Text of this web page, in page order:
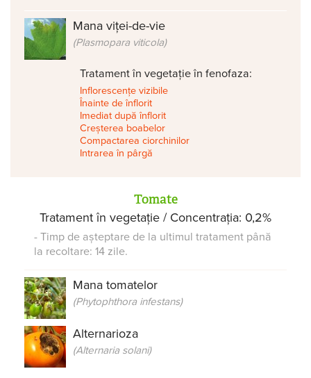
Mana viței-de-vie
(Plasmopara viticola)
Tratament în vegetație în fenofaza:
Inflorescențe vizibile
Înainte de înflorit
Imediat după înflorit
Creșterea boabelor
Compactarea ciorchinilor
Intrarea în pârgă
Tomate
Tratament în vegetație / Concentrația: 0,2%
- Timp de așteptare de la ultimul tratament până
la recoltare: 14 zile.
Mana tomatelor
(Phytophthora infestans)
Alternarioza
(Alternaria solani)